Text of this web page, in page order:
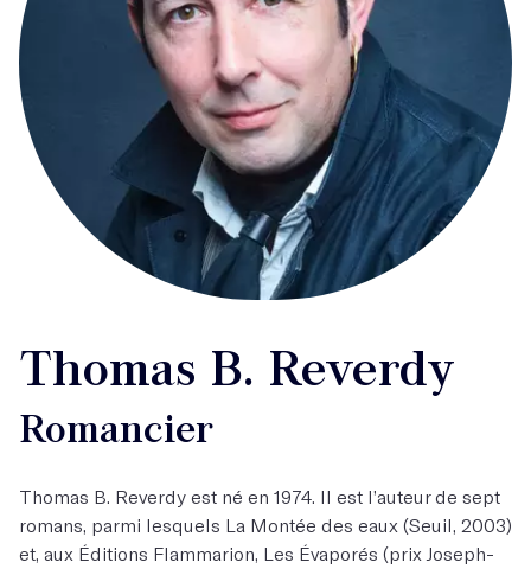
Thomas B. Reverdy
Romancier
Thomas B. Reverdy est né en 1974. Il est l’auteur de sept
romans, parmi lesquels La Montée des eaux (Seuil, 2003)
et, aux Éditions Flammarion, Les Évaporés (prix Joseph-